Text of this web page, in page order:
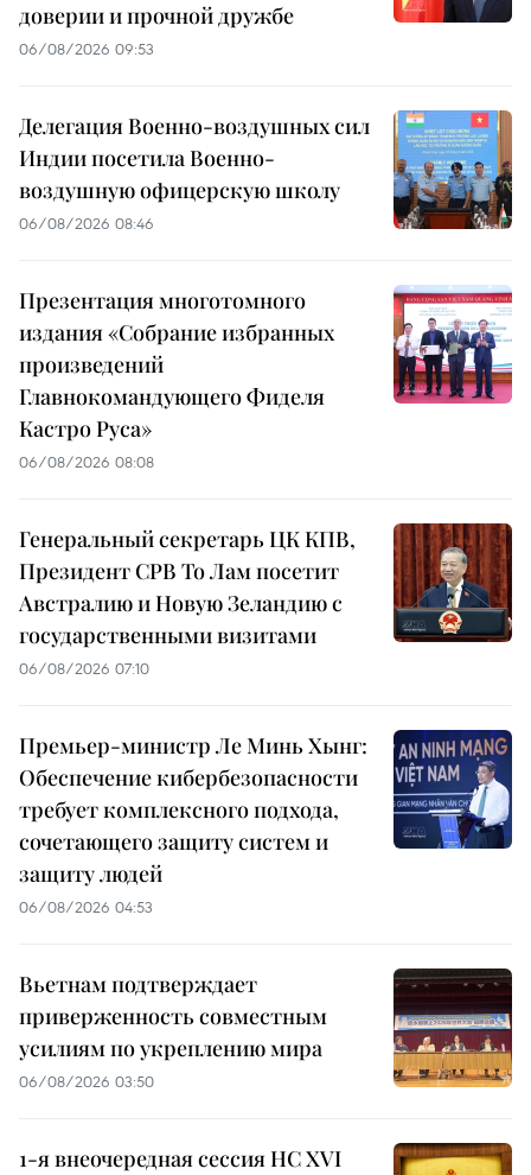
доверии и прочной дружбе
06/08/2026 09:53
Делегация Военно-воздушных сил
Индии посетила Военно-
воздушную офицерскую школу
06/08/2026 08:46
Презентация многотомного
издания «Собрание избранных
произведений
Главнокомандующего Фиделя
Кастро Руса»
06/08/2026 08:08
Генеральный секретарь ЦК КПВ,
Президент СРВ То Лам посетит
Австралию и Новую Зеландию с
государственными визитами
06/08/2026 07:10
Премьер-министр Ле Минь Хынг:
Обеспечение кибербезопасности
требует комплексного подхода,
сочетающего защиту систем и
защиту людей
06/08/2026 04:53
Вьетнам подтверждает
приверженность совместным
усилиям по укреплению мира
06/08/2026 03:50
1-я внеочередная сессия НС XVI